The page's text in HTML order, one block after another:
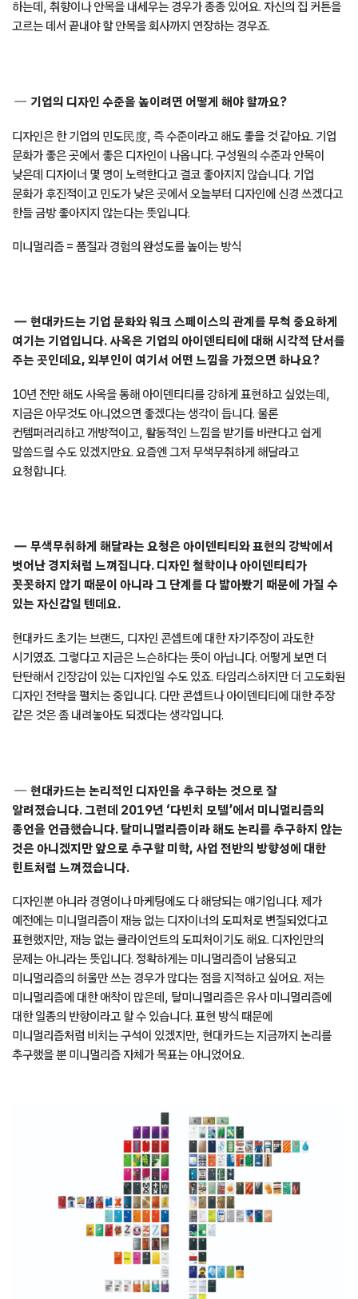
하는데, 취향이나 안목을 내세우는 경우가 종종 있어요. 자신의 집 커튼을
고르는 데서 끝내야 할 안목을 회사까지 연장하는 경우죠.
기업의 디자인 수준을 높이려면 어떻게 해야 할까요?
디자인은 한 기업의 민도民度, 즉 수준이라고 해도 좋을 것 같아요. 기업
문화가 좋은 곳에서 좋은 디자인이 나옵니다. 구성원의 수준과 안목이
낮은데 디자이너 몇 명이 노력한다고 결코 좋아지지 않습니다. 기업
문화가 후진적이고 민도가 낮은 곳에서 오늘부터 디자인에 신경 쓰겠다고
한들 금방 좋아지지 않는다는 뜻입니다.
미니멀리즘 = 품질과 경험의 완성도를 높이는 방식
현대카드는 기업 문화와 워크 스페이스의 관계를 무척 중요하게
여기는 기업입니다. 사옥은 기업의 아이덴티티에 대해 시각적 단서를
주는 곳인데요, 외부인이 여기서 어떤 느낌을 가졌으면 하나요?
10년 전만 해도 사옥을 통해 아이덴티티를 강하게 표현하고 싶었는데,
지금은 아무것도 아니었으면 좋겠다는 생각이 듭니다. 물론
컨템퍼러리하고 개방적이고, 활동적인 느낌을 받기를 바란다고 쉽게
말씀드릴 수도 있겠지만요. 요즘엔 그저 무색무취하게 해달라고
요청합니다.
무색무취하게 해달라는 요청은 아이덴티티와 표현의 강박에서
벗어난 경지처럼 느껴집니다. 디자인 철학이나 아이덴티티가
꼿꼿하지 않기 때문이 아니라 그 단계를 다 밟아봤기 때문에 가질 수
있는 자신감일 텐데요.
현대카드 초기는 브랜드, 디자인 콘셉트에 대한 자기주장이 과도한
시기였죠. 그렇다고 지금은 느슨하다는 뜻이 아닙니다. 어떻게 보면 더
탄탄해서 긴장감이 있는 디자인일 수도 있죠. 타임리스하지만 더 고도화된
디자인 전략을 펼치는 중입니다. 다만 콘셉트나 아이덴티티에 대한 주장
같은 것은 좀 내려놓아도 되겠다는 생각입니다.
현대카드는 논리적인 디자인을 추구하는 것으로 잘
알려졌습니다. 그런데 2019년 ‘다빈치 모텔’에서 미니멀리즘의
종언을 언급했습니다. 탈미니멀리즘이라 해도 논리를 추구하지 않는
것은 아니겠지만 앞으로 추구할 미학, 사업 전반의 방향성에 대한
힌트처럼 느껴졌습니다.
디자인뿐 아니라 경영이나 마케팅에도 다 해당되는 얘기입니다. 제가
예전에는 미니멀리즘이 재능 없는 디자이너의 도피처로 변질되었다고
표현했지만, 재능 없는 클라이언트의 도피처이기도 해요. 디자인만의
문제는 아니라는 뜻입니다. 정확하게는 미니멀리즘이 남용되고
미니멀리즘의 허울만 쓰는 경우가 많다는 점을 지적하고 싶어요. 저는
미니멀리즘에 대한 애착이 많은데, 탈미니멀리즘은 유사 미니멀리즘에
대한 일종의 반항이라고 할 수 있습니다. 표현 방식 때문에
미니멀리즘처럼 비치는 구석이 있겠지만, 현대카드는 지금까지 논리를
추구했을 뿐 미니멀리즘 자체가 목표는 아니었어요.